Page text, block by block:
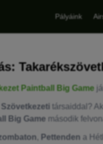
Pályáink
Paintball Big Game
Szövetkezeti társaiddal?
Big Game második
Pettenden a